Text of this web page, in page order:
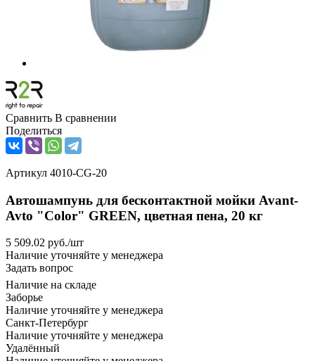
Сравнить В сравнении
Поделиться
Артикул 4010-CG-20
Автошампунь для бесконтактной мойки Avant-
Avto "Color" GREEN, цветная пена, 20 кг
5 509.02 руб./шт
Наличие уточняйте у менеджера
Задать вопрос
Наличие на складе
Заборье
Наличие уточняйте у менеджера
Санкт-Петербург
Наличие уточняйте у менеджера
Удалённый